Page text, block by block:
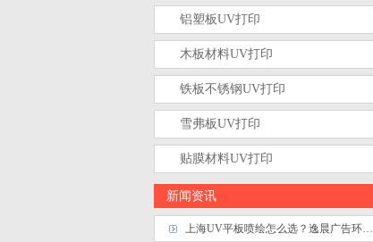
铝塑板UV打印
木板材料UV打印
铁板不锈钢UV打印
雪弗板UV打印
贴膜材料UV打印
新闻资讯
上海UV平板喷绘怎么选？逸晨广告环保UV墨水工艺解析